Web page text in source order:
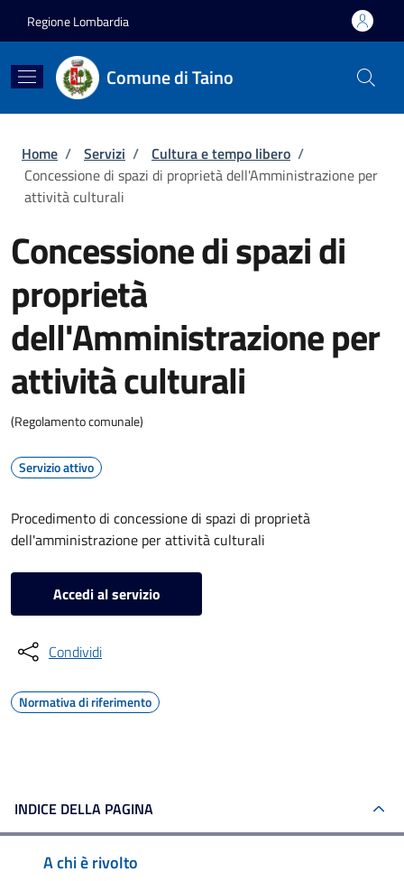
Regione Lombardia
Comune di Taino
Briciole di pane
Home / Servizi / Cultura e tempo libero /
Concessione di spazi di proprietà dell'Amministrazione per
attività culturali
Concessione di spazi di
proprietà
dell'Amministrazione per
attività culturali
(Regolamento comunale)
Servizio attivo
Procedimento di concessione di spazi di proprietà
dell'amministrazione per attività culturali
Accedi al servizio
Condividi
Normativa di riferimento
INDICE DELLA PAGINA
A chi è rivolto